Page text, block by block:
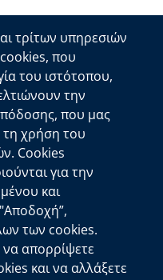
τρίτων υπηρεσιών
που
του ιστότοπου,
την
που μας
χρήση του
Cookies
για την
και
των cookies.
απορρίψετε
και να αλλάξετε